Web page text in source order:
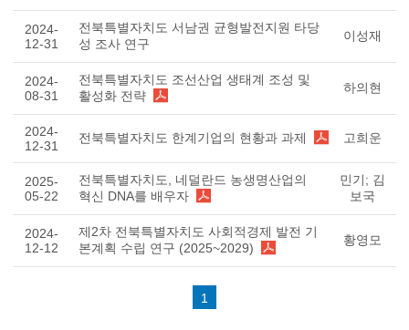
2024-
12-31
전북특별자치도 서남권 균형발전지원 타당
성 조사 연구
이성재
2024-
08-31
전북특별자치도 조선산업 생태계 조성 및
활성화 전략
하의현
2024-
12-31
전북특별자치도 한계기업의 현황과 과제 고희운
2025-
05-22
전북특별자치도, 네덜란드 농생명산업의
혁신 DNA를 배우자
민기; 김
보국
2024-
12-12
제2차 전북특별자치도 사회적경제 발전 기
본계획 수립 연구 (2025~2029)
황영모
1